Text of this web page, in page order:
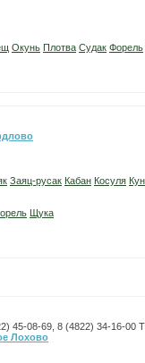
Окунь Плотва Судак Форель
Заяц-русак Кабан Косуля
Щука
45-08-69, 8 (4822) 34-16-00
Лохово